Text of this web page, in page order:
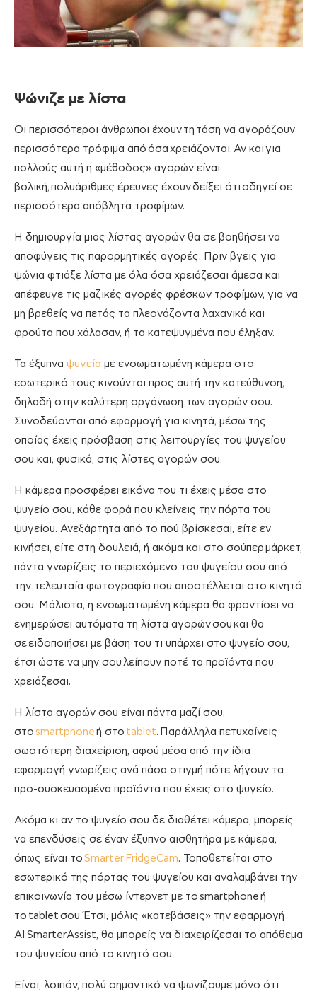
Ψώνιζε με λίστα
Οι περισσότεροι άνθρωποι έχουν τη τάση να αγοράζουν
περισσότερα τρόφιμα από όσα χρειάζονται. Αν και για
πολλούς αυτή η «μέθοδος» αγορών είναι
βολική, πολυάριθμες έρευνες έχουνδείξει ότι οδηγεί σε
περισσότερα απόβλητα τροφίμων.
Η δημιουργία μιας λίστας αγορών θα σε βοηθήσει να
αποφύγεις τις παρορμητικές αγορές. Πριν βγεις για
ψώνια φτιάξε λίστα με όλα όσα χρειάζεσαι άμεσα και
απέφευγε τις μαζικές αγορές φρέσκων τροφίμων, για να
μη βρεθείς να πετάς τα πλεονάζοντα λαχανικά και
φρούτα που χάλασαν, ή τα κατεψυγμένα που έληξαν.
Τα έξυπνα ψυγεία με ενσωματωμένη κάμερα στο
εσωτερικό τους κινούνται προς αυτή την κατεύθυνση,
δηλαδή στην καλύτερη οργάνωση των αγορών σου.
Συνοδεύονται από εφαρμογή για κινητά, μέσω της
οποίας έχεις πρόσβαση στις λειτουργίες του ψυγείου
σου και, φυσικά, στις λίστες αγορών σου.
Η κάμερα προσφέρει εικόνα του τι έχεις μέσα στο
ψυγείο σου, κάθε φορά που κλείνεις την πόρτα του
ψυγείου. Ανεξάρτητα από το πού βρίσκεσαι, είτε εν
κινήσει, είτε στη δουλειά, ή ακόμα και στο σούπερ μάρκετ,
πάντα γνωρίζεις το περιεχόμενο του ψυγείου σου από
την τελευταία φωτογραφία που αποστέλλεται στο κινητό
σου. Μάλιστα, η ενσωματωμένη κάμερα θα φροντίσει να
ενημερώσει αυτόματα τη λίστα αγορώνσου και θα
σε ειδοποιήσει με βάση του τι υπάρχει στο ψυγείο σου,
έτσι ώστε να μην σου λείπουν ποτέ τα προϊόντα που
χρειάζεσαι.
Η λίστα αγορών σου είναι πάντα μαζί σου,
στο smartphone ή στο tablet. Παράλληλα πετυχαίνεις
σωστότερη διαχείριση, αφού μέσα από την ίδια
εφαρμογή γνωρίζεις ανά πάσα στιγμή πότε λήγουν τα
προ-συσκευασμένα προϊόντα που έχεις στο ψυγείο.
Ακόμα κι αν το ψυγείο σου δε διαθέτει κάμερα, μπορείς
να επενδύσεις σε έναν έξυπνο αισθητήρα με κάμερα,
όπως είναι το Smarter FridgeCam. Τοποθετείται στο
εσωτερικό της πόρτας του ψυγείου και αναλαμβάνει την
επικοινωνία του μέσω ίντερνετ με το smartphone ή
το tablet σου. Έτσι, μόλις «κατεβάσεις» την εφαρμογή
AI SmarterAssist, θα μπορείς να διαχειρίζεσαι το απόθεμα
του ψυγείου από το κινητό σου.
Είναι, λοιπόν, πολύ σημαντικό να ψωνίζουμε μόνο ότι